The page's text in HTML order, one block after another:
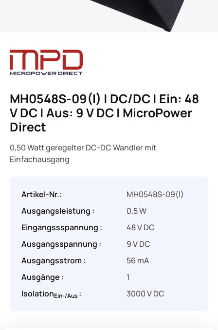
MH0548S-09(I) | DC/DC | Ein: 48
V DC | Aus: 9 V DC | MicroPower
Direct
0,50 Watt geregelter DC-DC Wandler mit
Einfachausgang
Artikel-Nr.:
MH0548S-09(I)
Ausgangsleistung :
0,5 W
Eingangssspannung :
48 V DC
Ausgangsspannung :
9 V DC
Ausgangsstrom :
56 mA
Ausgänge :
1
IsolationEin-/Aus : 3000 V DC